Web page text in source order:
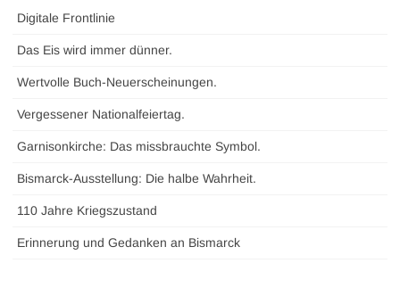
Digitale Frontlinie
Das Eis wird immer dünner.
Wertvolle Buch-Neuerscheinungen.
Vergessener Nationalfeiertag.
Garnisonkirche: Das missbrauchte Symbol.
Bismarck-Ausstellung: Die halbe Wahrheit.
110 Jahre Kriegszustand
Erinnerung und Gedanken an Bismarck